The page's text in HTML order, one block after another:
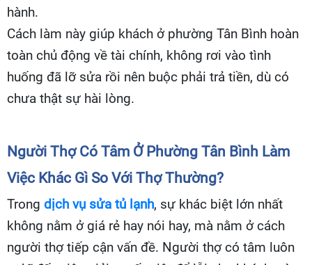
hành.
Cách làm này giúp khách ở phường Tân Bình hoàn
toàn chủ động về tài chính, không rơi vào tình
huống đã lỡ sửa rồi nên buộc phải trả tiền, dù có
chưa thật sự hài lòng.
Người Thợ Có Tâm Ở Phường Tân Bình Làm
Việc Khác Gì So Với Thợ Thường?
Trong dịch vụ sửa tủ lạnh, sự khác biệt lớn nhất
không nằm ở giá rẻ hay nói hay, mà nằm ở cách
người thợ tiếp cận vấn đề. Người thợ có tâm luôn